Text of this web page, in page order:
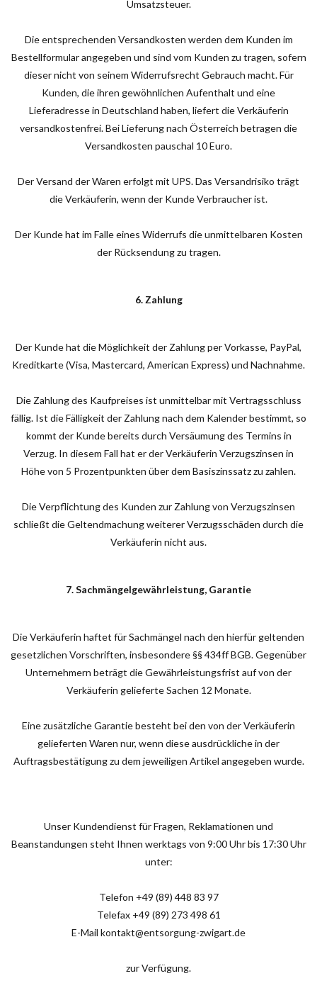
Umsatzsteuer.
Die entsprechenden Versandkosten werden dem Kunden im
Bestellformular angegeben und sind vom Kunden zu tragen, sofern
dieser nicht von seinem Widerrufsrecht Gebrauch macht. Für
Kunden, die ihren gewöhnlichen Aufenthalt und eine
Lieferadresse in Deutschland haben, liefert die Verkäuferin
versandkostenfrei. Bei Lieferung nach Österreich betragen die
Versandkosten pauschal 10 Euro.
Der Versand der Waren erfolgt mit UPS. Das Versandrisiko trägt
die Verkäuferin, wenn der Kunde Verbraucher ist.
Der Kunde hat im Falle eines Widerrufs die unmittelbaren Kosten
der Rücksendung zu tragen.
6. Zahlung
Der Kunde hat die Möglichkeit der Zahlung per Vorkasse, PayPal,
Kreditkarte (Visa, Mastercard, American Express) und Nachnahme.
Die Zahlung des Kaufpreises ist unmittelbar mit Vertragsschluss
fällig. Ist die Fälligkeit der Zahlung nach dem Kalender bestimmt, so
kommt der Kunde bereits durch Versäumung des Termins in
Verzug. In diesem Fall hat er der Verkäuferin Verzugszinsen in
Höhe von 5 Prozentpunkten über dem Basiszinssatz zu zahlen.
Die Verpflichtung des Kunden zur Zahlung von Verzugszinsen
schließt die Geltendmachung weiterer Verzugsschäden durch die
Verkäuferin nicht aus.
7. Sachmängelgewährleistung, Garantie
Die Verkäuferin haftet für Sachmängel nach den hierfür geltenden
gesetzlichen Vorschriften, insbesondere §§ 434ff BGB. Gegenüber
Unternehmern beträgt die Gewährleistungsfrist auf von der
Verkäuferin gelieferte Sachen 12 Monate.
Eine zusätzliche Garantie besteht bei den von der Verkäuferin
gelieferten Waren nur, wenn diese ausdrückliche in der
Auftragsbestätigung zu dem jeweiligen Artikel angegeben wurde.
Unser Kundendienst für Fragen, Reklamationen und
Beanstandungen steht Ihnen werktags von 9:00 Uhr bis 17:30 Uhr
unter:
Telefon +49 (89) 448 83 97
Telefax +49 (89) 273 498 61
E-Mail kontakt@entsorgung-zwigart.de
zur Verfügung.